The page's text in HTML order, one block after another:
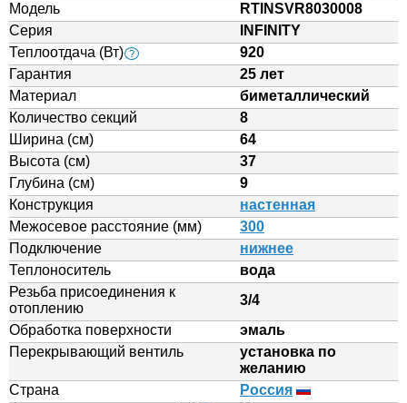
Модель
RTINSVR8030008
Серия
INFINITY
Теплоотдача (Вт) ?
920
Гарантия
25 лет
Материал
биметаллический
Количество секций
8
Ширина (см)
64
Высота (см)
37
Глубина (см)
9
Конструкция
настенная
Межосевое расстояние (мм)
300
Подключение
нижнее
Теплоноситель
вода
Резьба присоединения к
отоплению
3/4
Обработка поверхности
эмаль
Перекрывающий вентиль
установка по
желанию
Страна
Россия